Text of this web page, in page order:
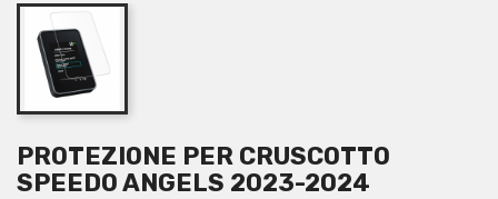
PROTEZIONE PER CRUSCOTTO
SPEEDO ANGELS 2023-2024